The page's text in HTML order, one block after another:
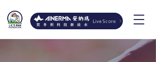
LiveScore